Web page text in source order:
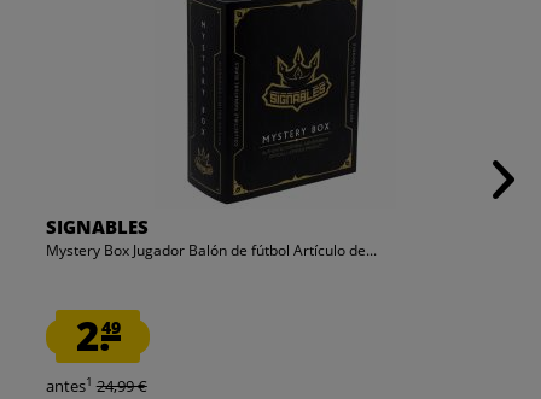
SIGNABLES
Mystery Box Jugador Balón de fútbol Artículo de...
2.49
antes1 24,99 €